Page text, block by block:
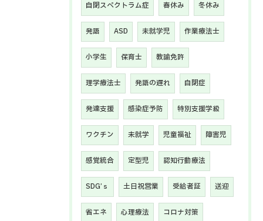
自閉スペクトラム症 春休み 冬休み
発語 ASD 未就学児 作業療法士
小学生 保育士 教諭免許
理学療法士 発語の遅れ 自閉症
発達支援 感染症予防 特別支援学級
ワクチン 未就学 児童福祉 障害児
感覚統合 定型児 認知行動療法
SDG’ｓ 土日祝営業 受給者証 送迎
省エネ 心理療法 コロナ対策